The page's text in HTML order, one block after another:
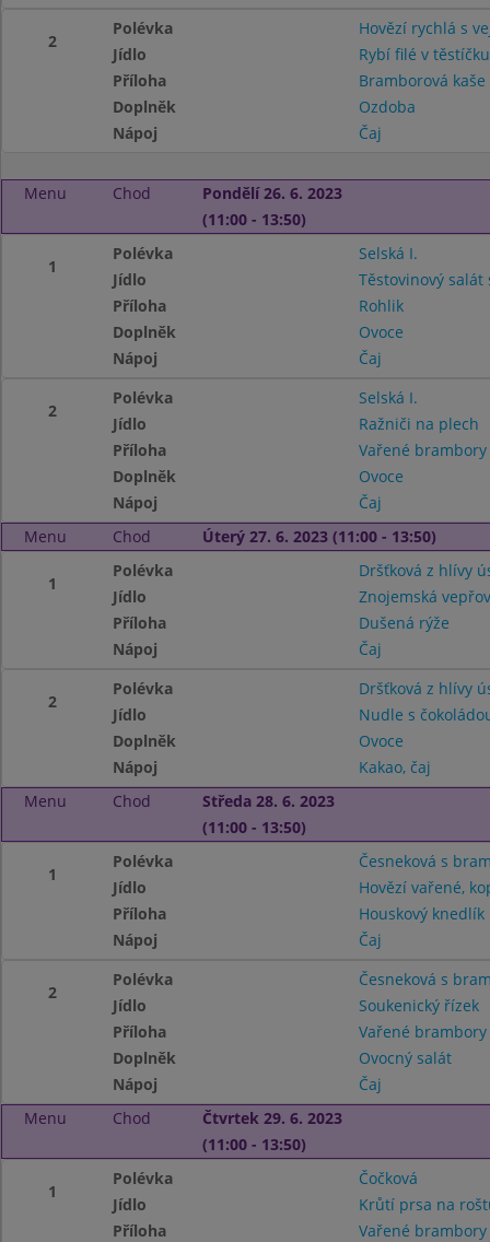
2
Polévka
Hovězí rychlá s
Jídlo
Rybí filé v těstíčku
Příloha
Bramborová
Doplněk
Ozdoba
Nápoj
Čaj
Menu Chod
Pondělí 26. 6. 2023
(11:00 - 13:50)
1
Polévka
Selská I.
Jídlo
Těstovinový salát
Příloha
Rohlik
Doplněk
Ovoce
Nápoj
Čaj
2
Polévka
Selská I.
Jídlo
Ražniči na plech
Příloha
Vařené brambory
Doplněk
Ovoce
Nápoj
Čaj
Menu
Chod Úterý 27. 6. 2023 (11:00 - 13:50)
1
Polévka
Dršťková z hlívy
Jídlo
Znojemská
Příloha
Dušená rýže
Nápoj
Čaj
2
Polévka
Dršťková z hlívy
Jídlo
Nudle s
Doplněk
Ovoce
Nápoj
Kakao, čaj
Menu
Chod
Středa 28. 6. 2023
(11:00 - 13:50)
1
Polévka
Česneková s
Jídlo
Hovězí vařené,
Příloha
Houskový knedlík
Nápoj
Čaj
2
Polévka
Česneková s
Jídlo
Soukenický řízek
Příloha
Vařené
Doplněk
Ovocný salát
Nápoj
Čaj
Menu
Chod
Čtvrtek 29. 6. 2023
(11:00 - 13:50)
1
Polévka
Čočková
Jídlo
Krůtí prsa na
Příloha
Vařené